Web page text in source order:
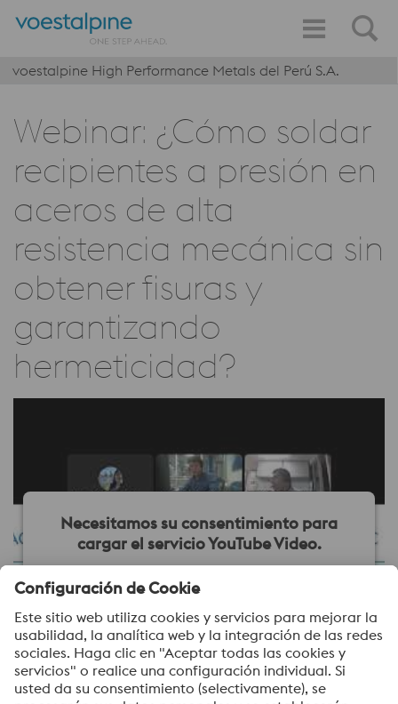
voestalpine High Performance Metals del Perú S.A.
Webinar: ¿Cómo soldar
recipientes a presión en
aceros de alta
resistencia mecánica sin
obtener fisuras y
garantizando
hermeticidad?
Necesitamos su consentimiento para
cargar el servicio YouTube Video.
contenido de vídeo que puede recopilar datos sobre
su actividad. Le rogamos que revise los detalles y
acepte el servicio para ver este vídeo.
Más información